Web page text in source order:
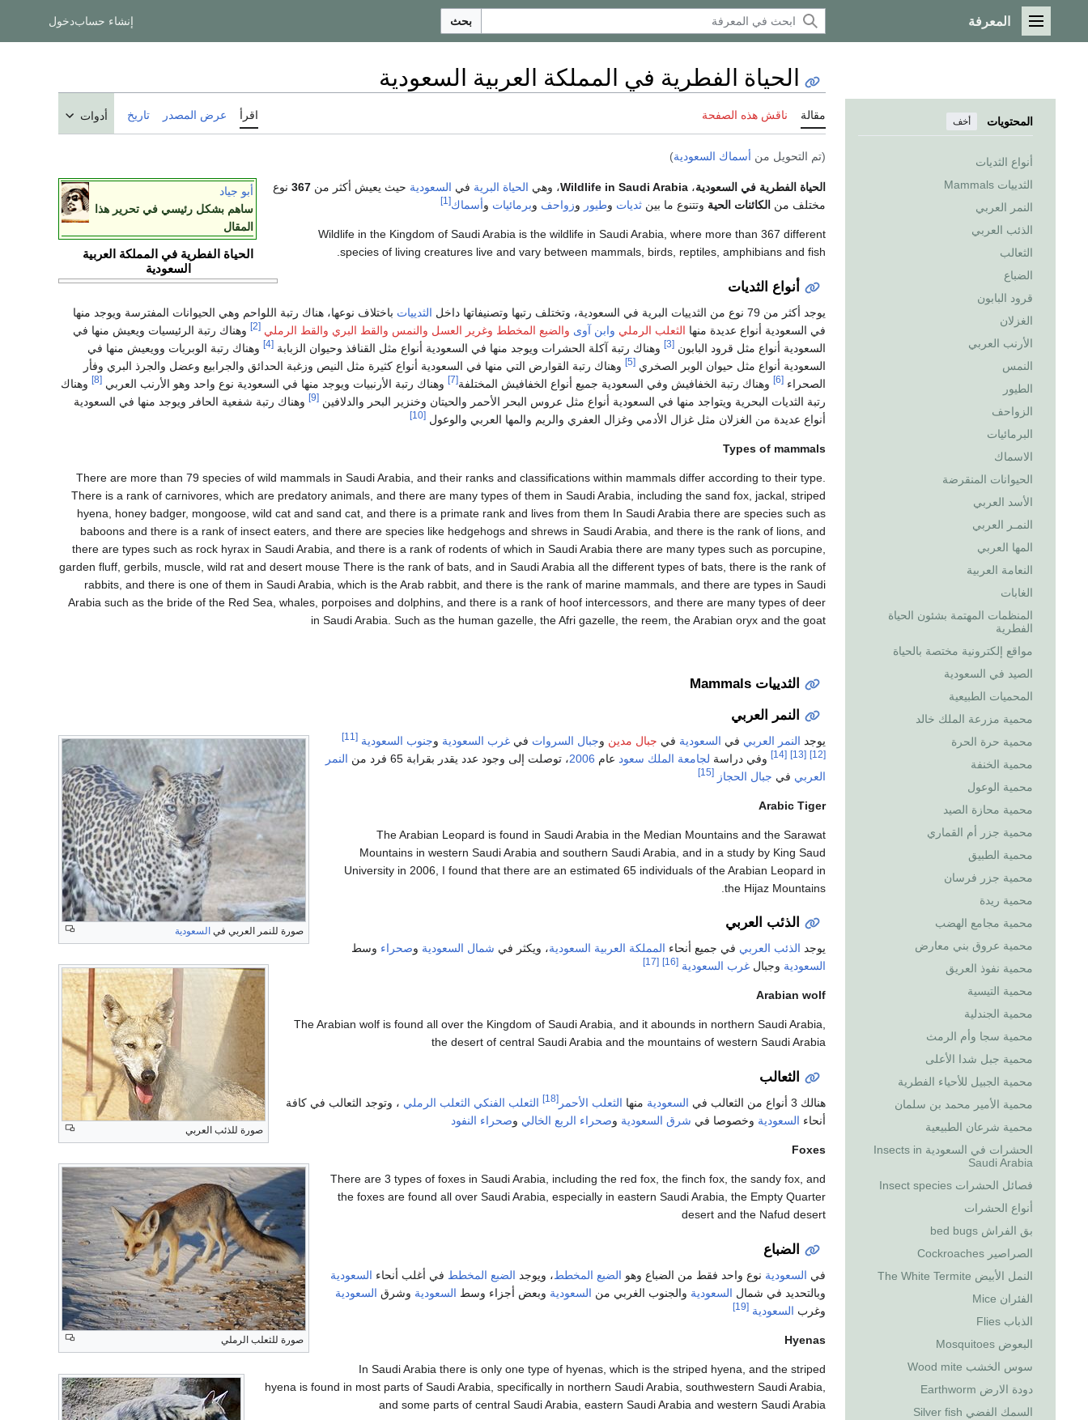
القائمة الرئيسية
المعرفة بحث إنشاء حسابدخول
المحتويات أخف
أنواع الثديات
الثدييات Mammals
النمر العربي
الذئب العربي
الثعالب
الضباع
قرود البابون
الغزلان
الأرنب العربي
النمس
الطيور
الزواحف
البرمائيات
الاسماك
الحيوانات المنقرضة
الأسد العربي
النمـر العربي
المها العربي
النعامة العربية
الغابات
المنظمات المهتمة بشئون الحياة
الفطرية
مواقع إلكترونية مختصة بالحياة
الصيد في السعودية
المحميات الطبيعية
محمية مزرعة الملك خالد
محمية حرة الحرة
محمية الخنفة
محمية الوعول
محمية محازة الصيد
محمية جزر أم القماري
محمية الطبيق
محمية جزر فرسان
محمية ريدة
محمية مجامع الهضب
محمية عروق بني معارض
محمية نفوذ العريق
محمية التيسية
محمية الجندلية
محمية سجا وأم الرمث
محمية جبل شدا الأعلى
محمية الجبيل للأحياء الفطرية
محمية الأمير محمد بن سلمان
محمية شرعان الطبيعية
الحشرات في السعودية Insects in
Saudi Arabia
فصائل الحشرات Insect species
أنواع الحشرات
بق الفراش bed bugs
الصراصير Cockroaches
النمل الأبيض The White Termite
الفئران Mice
الذباب Flies
البعوض Mosquitoes
سوس الخشب Wood mite
دودة الارض Earthworm
السمك الفضي Silver fish
الحياة الفطرية في المملكة العربية السعودية
مقالة ناقش هذه الصفحة اقرأ عرض المصدر تاريخ أدوات
(تم التحويل من أسماك السعودية)
أبو جياد
ساهم بشكل رئيسي في تحرير هذا
المقال
الحياة الفطرية في المملكة العربية
السعودية
الحياة الفطرية في السعودية، Wildlife in Saudi Arabia، وهي الحياة البرية في السعودية حيث يعيش أكثر من 367 نوع
مختلف من الكائنات الحية وتتنوع ما بين ثديات وطيور وزواحف وبرمائيات وأسماك[1]
Wildlife in the Kingdom of Saudi Arabia is the wildlife in Saudi Arabia, where more than 367 different
species of living creatures live and vary between mammals, birds, reptiles, amphibians and fish.
أنواع الثديات
يوجد أكثر من 79 نوع من الثدييات البرية في السعودية، وتختلف رتبها وتصنيفاتها داخل الثدييات باختلاف نوعها، هناك رتبة اللواحم وهي الحيوانات المفترسة ويوجد منها
في السعودية أنواع عديدة منها الثعلب الرملي وابن آوى والضبع المخطط وغرير العسل والنمس والقط البري والقط الرملي [2]
وهناك رتبة الرئيسيات ويعيش منها في
السعودية أنواع مثل قرود البابون [3] وهناك رتبة آكلة الحشرات ويوجد منها في السعودية أنواع مثل القنافذ وحيوان الزبابة [4]
وهناك رتبة الوبريات وويعيش منها في
السعودية أنواع مثل حيوان الوبر الصخري [5]
وهناك رتبة القوارض التي منها في السعودية أنواع كثيرة مثل النيص وزغبة الحدائق والجرابيع وعضل والجرذ البري وفأر
الصحراء [6] وهناك رتبة الخفافيش وفي السعودية جميع أنواع الخفافيش المختلفة[7] وهناك رتبة الأرنبيات ويوجد منها في السعودية نوع واحد وهو الأرنب العربي [8]
وهناك
رتبة الثديات البحرية ويتواجد منها في السعودية أنواع مثل عروس البحر الأحمر والحيتان وخنزير البحر والدلافين [9]
وهناك رتبة شفعية الحافر ويوجد منها في السعودية
أنواع عديدة من الغزلان مثل غزال الأدمي وغزال العفري والريم والمها العربي والوعول [10]
Types of mammals
There are more than 79 species of wild mammals in Saudi Arabia, and their ranks and classifications within mammals differ according to their type.
There is a rank of carnivores, which are predatory animals, and there are many types of them in Saudi Arabia, including the sand fox, jackal, striped
hyena, honey badger, mongoose, wild cat and sand cat, and there is a primate rank and lives from them In Saudi Arabia there are species such as
baboons and there is a rank of insect eaters, and there are species like hedgehogs and shrews in Saudi Arabia, and there is the rank of lions, and
there are types such as rock hyrax in Saudi Arabia, and there is a rank of rodents of which in Saudi Arabia there are many types such as porcupine,
garden fluff, gerbils, muscle, wild rat and desert mouse There is the rank of bats, and in Saudi Arabia all the different types of bats, there is the rank of
rabbits, and there is one of them in Saudi Arabia, which is the Arab rabbit, and there is the rank of marine mammals, and there are types in Saudi
Arabia such as the bride of the Red Sea, whales, porpoises and dolphins, and there is a rank of hoof intercessors, and there are many types of deer
in Saudi Arabia. Such as the human gazelle, the Afri gazelle, the reem, the Arabian oryx and the goat
الثدييات Mammals
النمر العربي
صورة للنمر العربي في السعودية
يوجد النمر العربي في السعودية في جبال مدين وجبال السروات في غرب السعودية وجنوب السعودية [11]
[12]
[13]
[14] وفي دراسة لجامعة الملك سعود عام 2006، توصلت إلى وجود عدد يقدر بقرابة 65 فرد من
النمر
العربي في جبال الحجاز [15]
Arabic Tiger
The Arabian Leopard is found in Saudi Arabia in the Median Mountains and the Sarawat
Mountains in western Saudi Arabia and southern Saudi Arabia, and in a study by King Saud
University in 2006, I found that there are an estimated 65 individuals of the Arabian Leopard in
the Hijaz Mountains.
الذئب العربي
صورة للذئب العربي
يوجد الذئب العربي في جميع أنحاء المملكة العربية السعودية، ويكثر في شمال السعودية وصحراء وسط
السعودية وجبال غرب السعودية [16]
[17]
Arabian wolf
The Arabian wolf is found all over the Kingdom of Saudi Arabia, and it abounds in northern Saudi Arabia,
the desert of central Saudi Arabia and the mountains of western Saudi Arabia
الثعالب
صورة للثعلب الرملي
هنالك 3 أنواع من الثعالب في السعودية منها الثعلب الأحمر [18] الثعلب الفنكي الثعلب الرملي ، وتوجد الثعالب في كافة
أنحاء السعودية وخصوصا في شرق السعودية وصحراء الربع الخالي وصحراء النفود
Foxes
There are 3 types of foxes in Saudi Arabia, including the red fox, the finch fox, the sandy fox, and
the foxes are found all over Saudi Arabia, especially in eastern Saudi Arabia, the Empty Quarter
desert and the Nafud desert
الضباع
في السعودية نوع واحد فقط من الضباع وهو الضبع المخطط، ويوجد الضبع المخطط في أغلب أنحاء السعودية
وبالتحديد في شمال السعودية والجنوب الغربي من السعودية وبعض أجزاء وسط السعودية وشرق السعودية
وغرب السعودية [19]
Hyenas
In Saudi Arabia there is only one type of hyenas, which is the striped hyena, and the striped
hyena is found in most parts of Saudi Arabia, specifically in northern Saudi Arabia, southwestern Saudi Arabia,
and some parts of central Saudi Arabia, eastern Saudi Arabia and western Saudi Arabia